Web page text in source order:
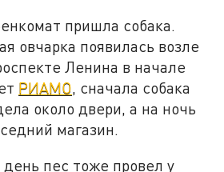
пришла собака.
овчарка появилась возле
Ленина в начале
РИАМО, сначала собака
около двери, а на ночь
магазин.
пес тоже провел у